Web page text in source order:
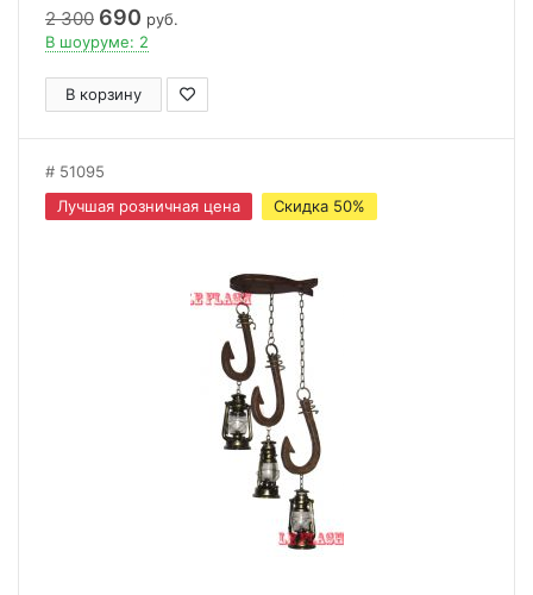
2 300 690 руб.
В шоуруме: 2
В корзину
51095
Лучшая розничная цена
Скидка 50%